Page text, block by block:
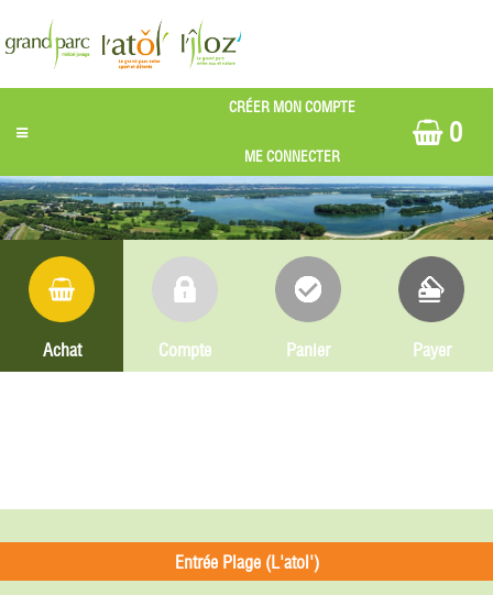
0
Achat Compte Panier Payer
Entrée Plage (L'atol')